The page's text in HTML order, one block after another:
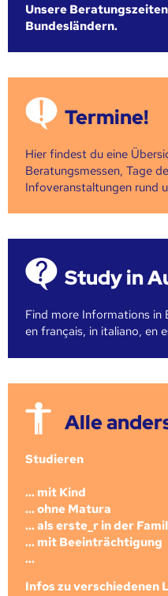
Unsere
Bundesländern.
Termine!
Hier findest du eine
Beratungsmessen, Tage
Infoveranstaltungen rund
Study in
Find more Informations in
en français, in italiano, en
Alle
Studieren
... mit Kind
... ohne Matura
... als erste_r in der
... mit Beeinträchtigung
...
Infos zu verschiedenen